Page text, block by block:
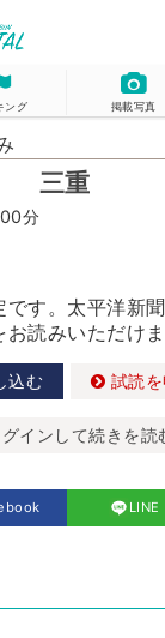
ング 掲載写真
三重
分
です。太平洋新
お読みいただけま
込む 試読
グインして続きを読
LINE